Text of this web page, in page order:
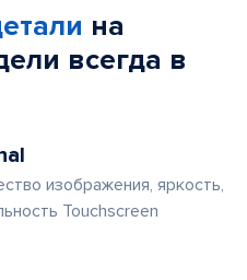
на
всегда в
изображения, яркость,
Touchscreen